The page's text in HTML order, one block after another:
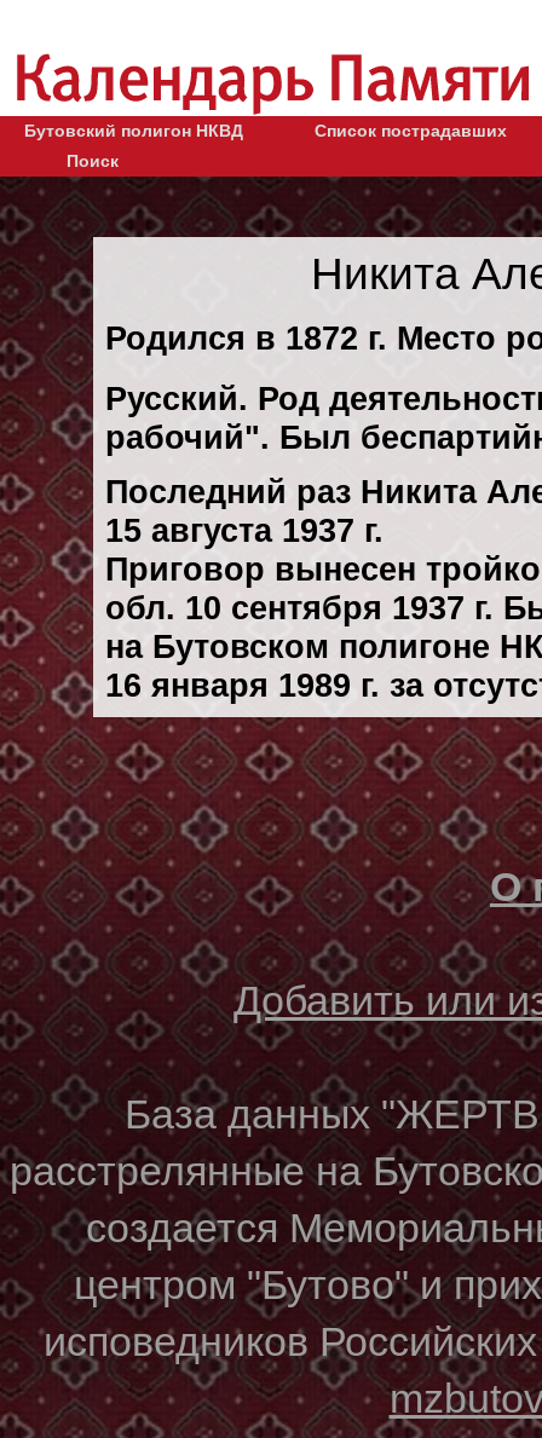
Бутовский полигон НКВД
Список пострадавших
Поиск
Никита
Родился в 1872 г. Место
Русский. Род
рабочий". Был
Последний раз Никита
15 августа 1937 г.
Приговор вынесен
обл. 10 сентября 1937 г.
на Бутовском полигоне
16 января 1989 г. за
О
Добавить или
База данных
расстрелянные на
создается
центром "Бутово" и
исповедников